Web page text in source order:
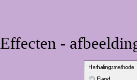
Effecten -